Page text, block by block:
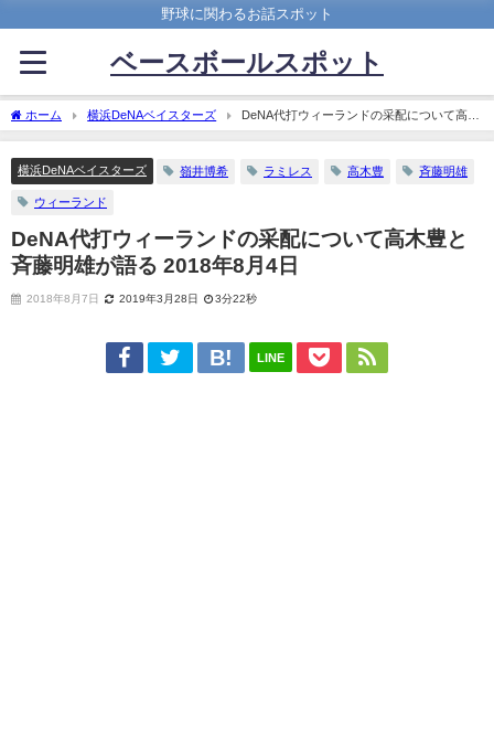
野球に関わるお話スポット
ベースボールスポット
ホーム 横浜DeNAベイスターズ
DeNA代打ウィーランドの采配について高木
豊と斉藤明雄が語る 2018年8月4日
横浜DeNAベイスターズ 嶺井博希 ラミレス 高木豊 斉藤明雄
ウィーランド
DeNA代打ウィーランドの采配について高木豊と
斉藤明雄が語る 2018年8月4日
2018年8月7日 2019年3月28日 3分22秒
LINE